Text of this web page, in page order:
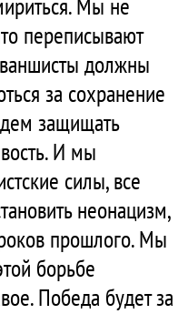
Мы не
переписывают
должны
за сохранение
защищать
И мы
силы, все
неонацизм,
прошлого. Мы
борьбе
Победа будет за